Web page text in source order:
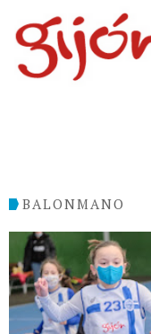
BALONMANO